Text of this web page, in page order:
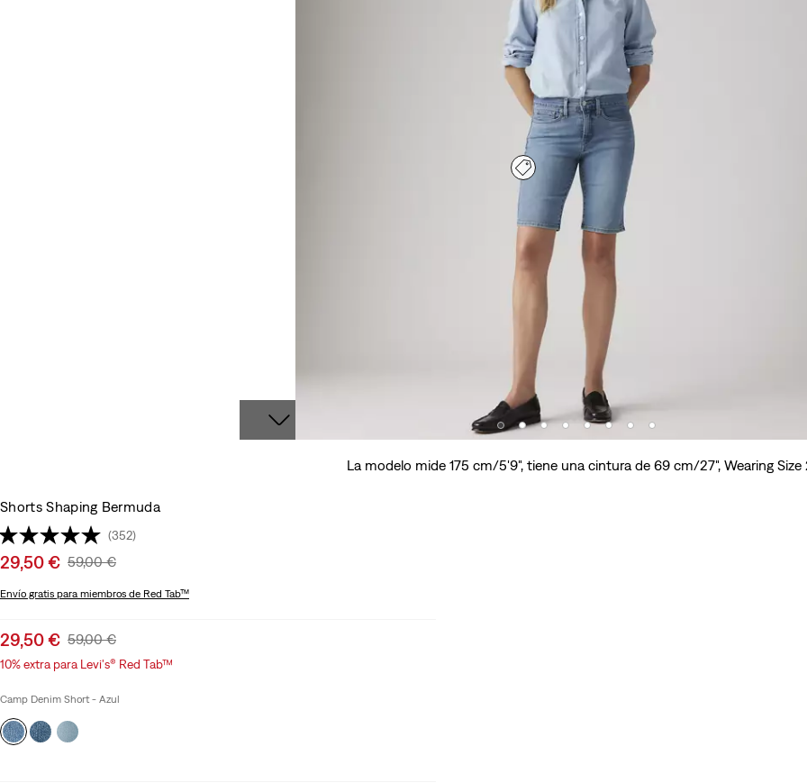
La modelo mide 175 cm/5'9", tiene una cintura de 69 cm/27", Wearing Size
Shorts Shaping Bermuda
(352)
Sale
is
29,50 € Original
Was
59,00 €
Envío gratis para miembros de Red Tab™
Sale
price
29,50 € Original
Price
59,00 €
10% extra para Levi's® Red Tab™
Camp Denim Short - Azul